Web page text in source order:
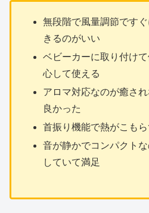
無段階で風量調節です
きるのがいい
ベビーカーに取り付け
心して使える
アロマ対応なのが癒さ
良かった
首振り機能で熱がこも
音が静かでコンパクト
していて満足